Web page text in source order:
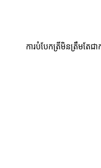
ការបំបែកត្រីមិនត្រឹមតែជា